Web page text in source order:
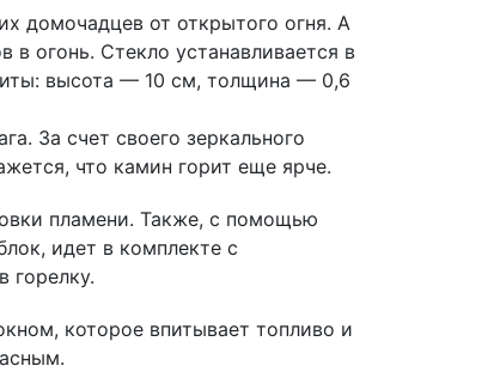
домочадцев от открытого огня. А
огонь. Стекло устанавливается в
высота — 10 см, толщина — 0,6
За счет своего зеркального
что камин горит еще ярче.
пламени. Также, с помощью
идет в комплекте с
горелку.
которое впитывает топливо и